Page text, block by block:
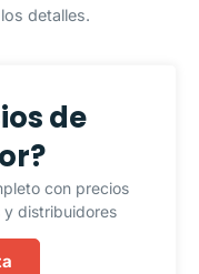
detalles.
de
con precios
y distribuidores